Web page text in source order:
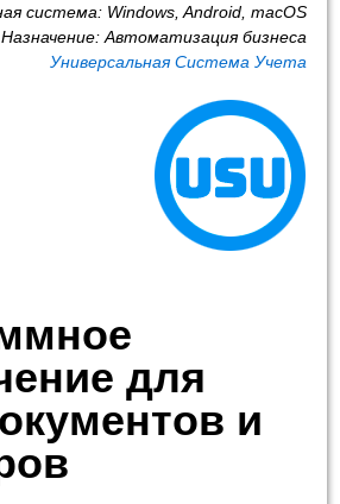
система: Windows, Android, macOS
Назначение: Автоматизация бизнеса
Универсальная Система Учета
для
и